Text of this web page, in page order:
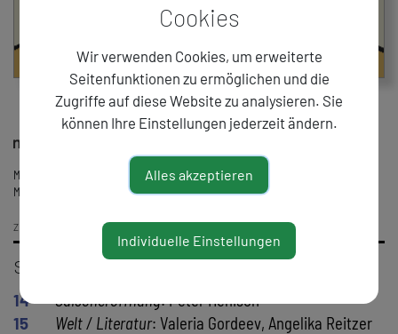
Mit freundlicher Unterstützung des Bundesministeriums für Wohnen, Kunst, Kultur,
Medien und Sport
ZURÜCK
september 2026
14 Saisoneröffnung: Peter Henisch
15
Welt / Literatur: Valeria Gordeev, Angelika Reitzer
Cookies
Wir verwenden Cookies, um erweiterte
Seitenfunktionen zu ermöglichen und die
Zugriffe auf diese Website zu analysieren. Sie
können Ihre Einstellungen jederzeit ändern.
Alles akzeptieren
Individuelle Einstellungen